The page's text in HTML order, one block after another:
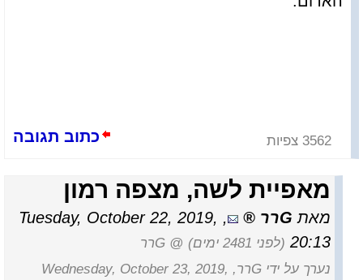
כתוב תגובה 3562 צפיות
מאפיית לשה, מצפה רמון
מאת Gרר ,
Tuesday, October 22, 2019,
20:13 (לפני 2481 ימים) @ Gרר
נערך על ידי Gרר, Wednesday, October 23, 2019,